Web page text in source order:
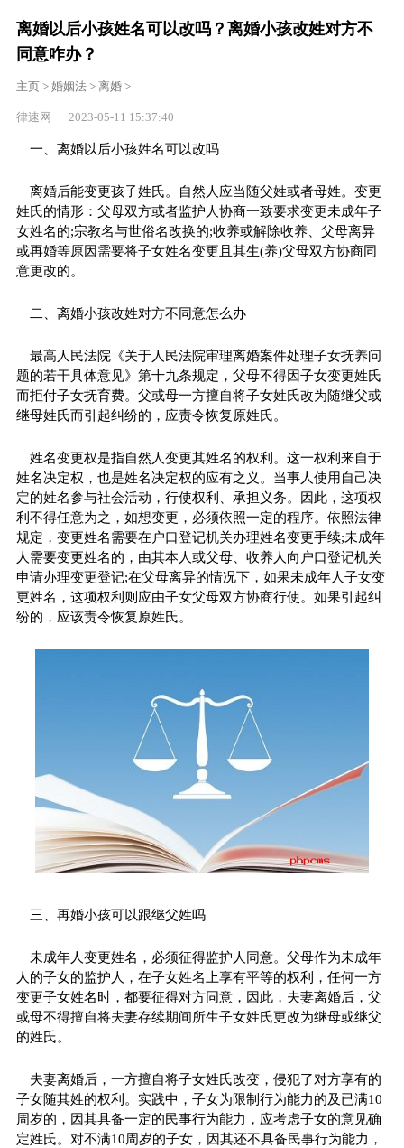
离婚以后小孩姓名可以改吗？离婚小孩改姓对方不
同意咋办？
主页> 婚姻法> 离婚>
律速网 2023-05-11 15:37:40
一、离婚以后小孩姓名可以改吗
离婚后能变更孩子姓氏。自然人应当随父姓或者母姓。变更
姓氏的情形：父母双方或者监护人协商一致要求变更未成年子
女姓名的;宗教名与世俗名改换的;收养或解除收养、父母离异
或再婚等原因需要将子女姓名变更且其生(养)父母双方协商同
意更改的。
二、离婚小孩改姓对方不同意怎么办
最高人民法院《关于人民法院审理离婚案件处理子女抚养问
题的若干具体意见》第十九条规定，父母不得因子女变更姓氏
而拒付子女抚育费。父或母一方擅自将子女姓氏改为随继父或
继母姓氏而引起纠纷的，应责令恢复原姓氏。
姓名变更权是指自然人变更其姓名的权利。这一权利来自于
姓名决定权，也是姓名决定权的应有之义。当事人使用自己决
定的姓名参与社会活动，行使权利、承担义务。因此，这项权
利不得任意为之，如想变更，必须依照一定的程序。依照法律
规定，变更姓名需要在户口登记机关办理姓名变更手续;未成年
人需要变更姓名的，由其本人或父母、收养人向户口登记机关
申请办理变更登记;在父母离异的情况下，如果未成年人子女变
更姓名，这项权利则应由子女父母双方协商行使。如果引起纠
纷的，应该责令恢复原姓氏。
三、再婚小孩可以跟继父姓吗
未成年人变更姓名，必须征得监护人同意。父母作为未成年
人的子女的监护人，在子女姓名上享有平等的权利，任何一方
变更子女姓名时，都要征得对方同意，因此，夫妻离婚后，父
或母不得擅自将夫妻存续期间所生子女姓氏更改为继母或继父
的姓氏。
夫妻离婚后，一方擅自将子女姓氏改变，侵犯了对方享有的
子女随其姓的权利。实践中，子女为限制行为能力的及已满10
周岁的，因其具备一定的民事行为能力，应考虑子女的意见确
定姓氏。对不满10周岁的子女，因其还不具备民事行为能力，